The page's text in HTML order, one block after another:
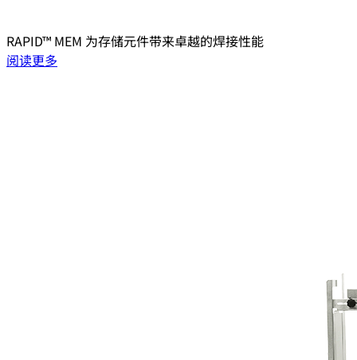
RAPID™ MEM 为存储元件带来卓越的焊接性能
阅读更多